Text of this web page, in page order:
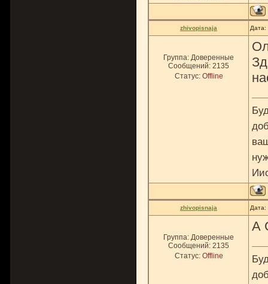
zhivopisnaja
Группа: Доверенные
Сообщений: 2135
Статус: Offline
zhivopisnaja
Группа: Доверенные
Сообщений: 2135
Статус: Offline
А